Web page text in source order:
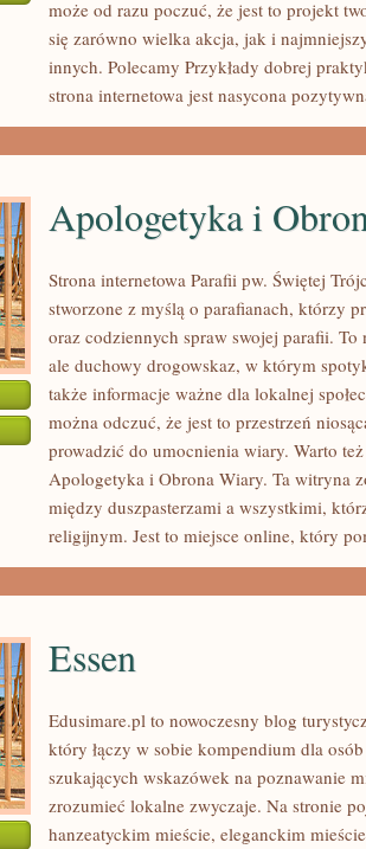
może od razu poczuć, że jest to projekt
się zarówno wielka akcja, jak i
innych. Polecamy Przykłady dobrej
strona internetowa jest nasycona
Apologetyka i
Strona internetowa Parafii pw. Świętej
stworzone z myślą o parafianach, którzy
oraz codziennych spraw swojej parafii.
ale duchowy drogowskaz, w którym
także informacje ważne dla lokalnej
można odczuć, że jest to przestrzeń
prowadzić do umocnienia wiary. Warto
Apologetyka i Obrona Wiary. Ta witryna
między duszpasterzami a wszystkimi,
religijnym. Jest to miejsce online, który
Essen
Edusimare.pl to nowoczesny blog
który łączy w sobie kompendium dla
szukających wskazówek na poznawanie
zrozumieć lokalne zwyczaje. Na stronie
hanzeatyckim mieście, eleganckim